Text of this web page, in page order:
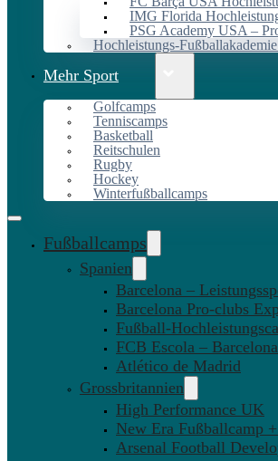
IMG Florida
PSG Academy USA –
Hochleistungs-
Mehr Sport
Golfcamps
Tenniscamps
Basketball
Reitschulen
Rugby
Hockey
Winterfußballcamps
Fußballcamps
Spanien
Barcelona –
Barcelona Pro-clubs
Fußball-
FCB Escola – Barcelona
Atlético de Madrid
Grossbritannien
High Performance UK
New Era Fußballcamp
Arsenal Football